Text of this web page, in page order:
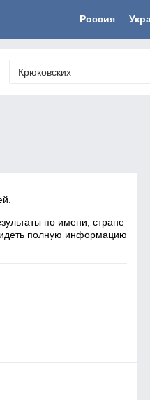
Россия
по имени, стране
полную информацию